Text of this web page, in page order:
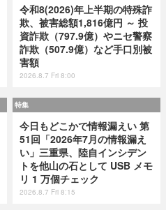
令和8(2026)年上半期の特殊詐
欺、被害総額1,816億円 ～ 投
資詐欺（797.9億）やニセ警察
詐欺（507.9億）など手口別被
害額
2026.8.7 Fri 8:00
特集
今日もどこかで情報漏えい 第
51回「2026年7月の情報漏え
い」三重県、陸自インシデン
トを他山の石として USB メモ
リ 1 万個チェック
2026.8.7 Fri 8:15